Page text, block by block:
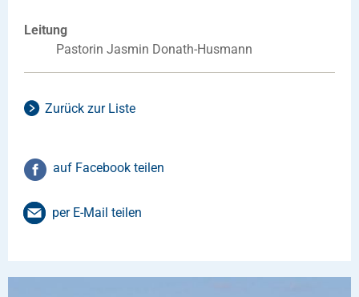
Leitung
Pastorin Jasmin Donath-Husmann
Zurück zur Liste
auf Facebook teilen
per E-Mail teilen